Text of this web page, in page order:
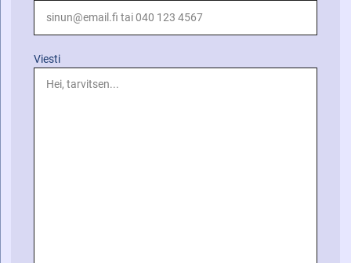
Viesti